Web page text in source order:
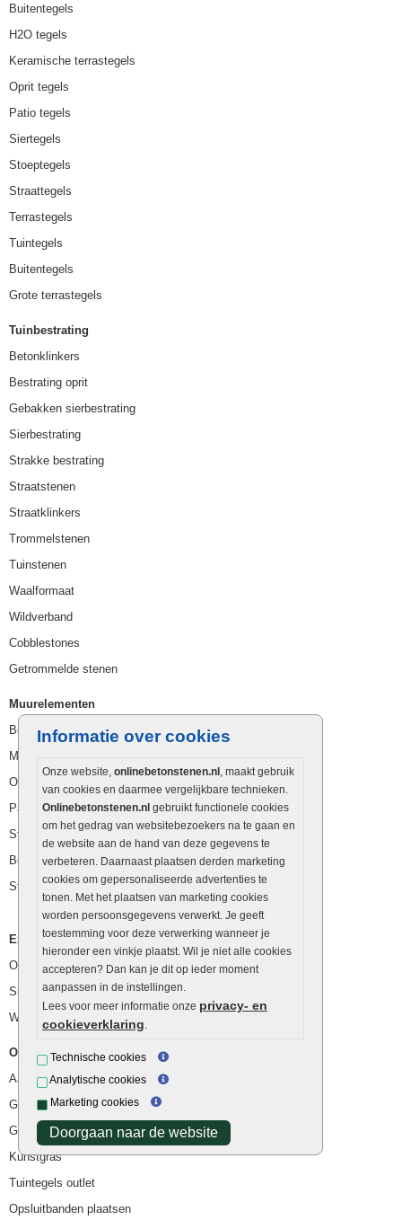
Informatie over cookies
Onze website, onlinebetonstenen.nl , maakt gebruik
van cookies en daarmee vergelijkbare technieken.
Onlinebetonstenen.nl gebruikt functionele cookies
om het gedrag van websitebezoekers na te gaan en
de website aan de hand van deze gegevens te
verbeteren. Daarnaast plaatsen derden marketing
cookies om gepersonaliseerde advertenties te
tonen. Met het plaatsen van marketing cookies
worden persoonsgegevens verwerkt. Je geeft
toestemming voor deze verwerking wanneer je
hieronder een vinkje plaatst. Wil je niet alle cookies
accepteren? Dan kan je dit op ieder moment
aanpassen in de instellingen.
Lees voor meer informatie onze privacy- en
cookieverklaring
Technische cookies
Analytische cookies
Marketing cookies
Doorgaan naar de website
Buitentegels
H2O tegels
Keramische terrastegels
Oprit tegels
Patio tegels
Siertegels
Stoeptegels
Straattegels
Terrastegels
Tuintegels
Buitentegels
Grote terrastegels
Tuinbestrating
Betonklinkers
Bestrating oprit
Gebakken sierbestrating
Sierbestrating
Strakke bestrating
Straatstenen
Straatklinkers
Trommelstenen
Tuinstenen
Waalformaat
Wildverband
Cobblestones
Getrommelde stenen
Muurelementen
Betonbielzen
Muurstenen
Opsluitbanden
Palissaden
Stapelblokken
Betonblokken
Stapelstenen
Extra benodigdheden
Ophoogzand
Siergrind en siersplit
Waterafvoer
Overig
Aanbiedingen
Goedkope bestrating
Goedkope tuintegels
Kunstgras
Tuintegels outlet
Opsluitbanden plaatsen